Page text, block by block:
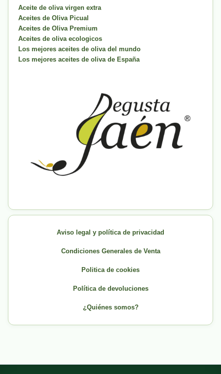
Aceite de oliva virgen extra
Aceites de Oliva Picual
Aceites de Oliva Premium
Aceites de oliva ecologicos
Los mejores aceites de oliva del mundo
Los mejores aceites de oliva de España
Aviso legal y política de privacidad
Condiciones Generales de Venta
Politica de cookies
Política de devoluciones
¿Quiénes somos?